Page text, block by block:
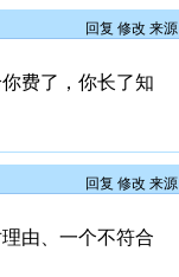
回复 修改 来源
费了，你长了知
回复 修改 来源
由、一个不符合